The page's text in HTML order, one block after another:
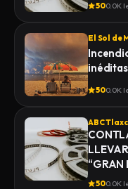
500.0K
El Sol de
500.0K
ABC
“GRAN
500.0K